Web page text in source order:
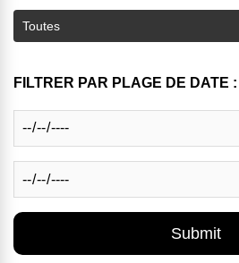
FILTRER PAR PLAGE DE DATE :